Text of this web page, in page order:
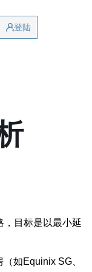
登陆
，目标是以最小延
如Equinix SG、